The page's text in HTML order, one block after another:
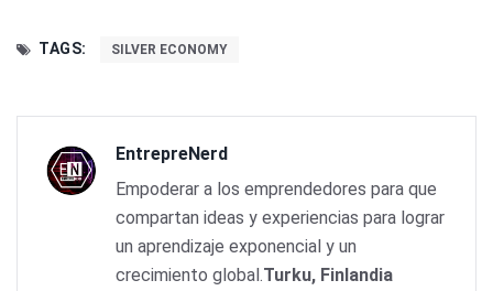
TAGS: SILVER ECONOMY
EntrepreNerd
Empoderar a los emprendedores para que
compartan ideas y experiencias para lograr
un aprendizaje exponencial y un
crecimiento global.Turku, Finlandia